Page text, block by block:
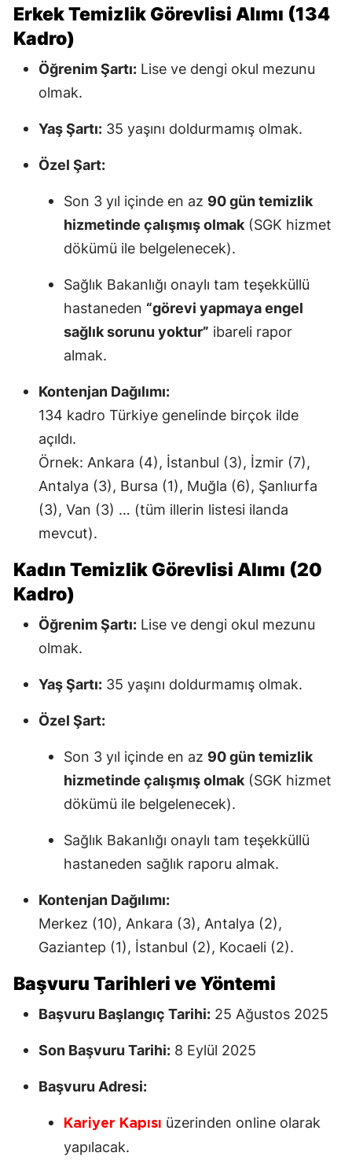
Erkek Temizlik Görevlisi Alımı (134
Kadro)
Öğrenim Şartı: Lise ve dengi okul mezunu
olmak.
Yaş Şartı: 35 yaşını doldurmamış olmak.
Özel Şart:
Son 3 yıl içinde en az 90 gün temizlik
hizmetinde çalışmış olmak(SGK hizmet
dökümü ile belgelenecek).
Sağlık Bakanlığı onaylı tam teşekküllü
hastaneden “görevi yapmaya engel
sağlık sorunu yoktur” ibareli rapor
almak.
Kontenjan Dağılımı:
134 kadro Türkiye genelinde birçok ilde
açıldı.
Örnek: Ankara (4), İstanbul (3), İzmir (7),
Antalya (3), Bursa (1), Muğla (6), Şanlıurfa
(3), Van (3) … (tüm illerin listesi ilanda
mevcut).
Kadın Temizlik Görevlisi Alımı (20
Kadro)
Öğrenim Şartı: Lise ve dengi okul mezunu
olmak.
Yaş Şartı: 35 yaşını doldurmamış olmak.
Özel Şart:
Son 3 yıl içinde en az 90 gün temizlik
hizmetinde çalışmış olmak(SGK hizmet
dökümü ile belgelenecek).
Sağlık Bakanlığı onaylı tam teşekküllü
hastaneden sağlık raporu almak.
Kontenjan Dağılımı:
Merkez (10), Ankara (3), Antalya (2),
Gaziantep (1), İstanbul (2), Kocaeli (2).
Başvuru Tarihleri ve Yöntemi
Başvuru Başlangıç Tarihi: 25 Ağustos 2025
Son Başvuru Tarihi: 8 Eylül 2025
Başvuru Adresi:
Kariyer Kapısı üzerinden online olarak
yapılacak.